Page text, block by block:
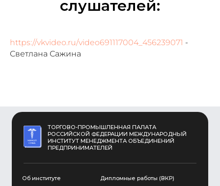
слушателей:
https://vkvideo.ru/video691117004_456239071 -
Светлана Сажина